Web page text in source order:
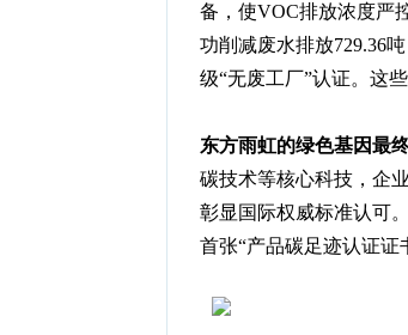
备，使VOC排放浓度严
功削减废水排放729.36
级“无废工厂”认证。这
东方雨虹的绿色基因最
碳技术等核心科技，企
彰显国际权威标准认可
首张“产品碳足迹认证证